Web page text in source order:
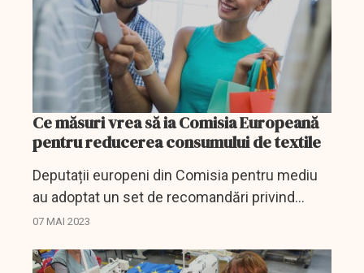
Ce măsuri vrea să ia Comisia Europeană
pentru reducerea consumului de textile
Deputații europeni din Comisia pentru mediu
au adoptat un set de recomandări privind
măsurile pe care ar trebui să le ia UE cu privire
produse de...
07 MAI 2023